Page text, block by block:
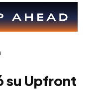
su Upfront